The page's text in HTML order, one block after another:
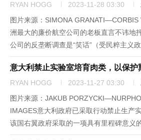
RYAN HOGG 2023-11-28 03:30
图片来源：SIMONA GRANATI—CORBIS
洲最大的廉价航空公司的老板直言不讳地
公司的反垄断调查是“笑话”（受民粹主义
行的新闻发布会上，瑞安航空公司（
奥利里（Michael O'...
意大利禁止实验室培育肉类，以保
RYAN HOGG 2023-11-27 03:30
图片来源：JAKUB
IMAGES意大利政府已采取行动禁止生产
该国右翼政府采取的一项具有里程碑意义
保护意大利文化和农业部门。周四，意大